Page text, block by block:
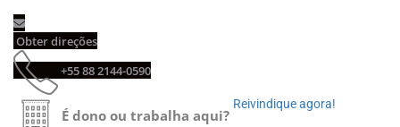
Obter direções
+55 88 2144-0590
É dono ou trabalha aqui?
Reivindique agora!